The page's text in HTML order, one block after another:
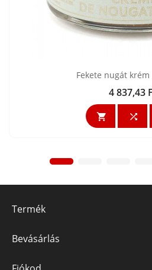
Fekete nugát krém
Ár
4 837,43
 
Termék
Bevásárlás